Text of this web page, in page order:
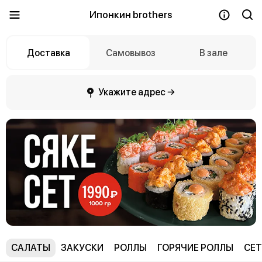
Ипонкин brothers
Доставка Самовывоз В зале
Укажите адрес →
САЛАТЫ ЗАКУСКИ РОЛЛЫ ГОРЯЧИЕ РОЛЛЫ СЕТ